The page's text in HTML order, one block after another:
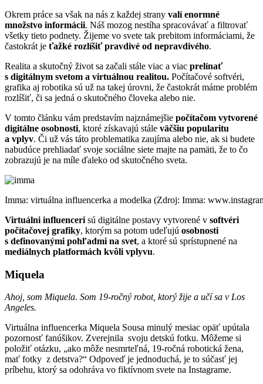
Okrem práce sa však na nás z každej strany valí enormné
množstvo informácii. Náš mozog nestíha spracovávať a filtrovať
všetky tieto podnety. Žijeme vo svete tak prebitom informáciami, že
častokrát je ťažké rozlíšiť pravdivé od nepravdivého.
Realita a skutočný život sa začali stále viac a viac prelínať
s digitálnym svetom a virtuálnou realitou. Počítačové softvéri,
grafika aj robotika sú už na takej úrovni, že častokrát máme problém
rozlíšiť, či sa jedná o skutočného človeka alebo nie.
V tomto článku vám predstavím najznámejšie počítačom vytvorené
digitálne osobnosti, ktoré získavajú stále väčšiu popularitu
a vplyv. Či už vás táto problematika zaujíma alebo nie, ak si budete
nabudúce prehliadať svoje sociálne siete majte na pamäti, že to čo
zobrazujú je na míle ďaleko od skutočného sveta.
Imma: virtuálna influencerka a modelka (Zdroj: Imma:
Virtuálni influenceri sú digitálne postavy vytvorené v softvéri
počítačovej grafiky, ktorým sa potom udeľujú osobnosti
s definovanými pohľadmi na svet, a ktoré sú sprístupnené na
mediálnych platformách kvôli vplyvu.
Miquela
Ahoj, som Miquela. Som 19-ročný robot, ktorý žije a učí sa v Los
Angeles.
Virtuálna influencerka Miquela Sousa minulý mesiac opäť upútala
pozornosť fanúšikov. Zverejnila svoju detskú fotku. Môžeme si
položiť otázku, „ako môže nesmrteľná, 19-ročná robotická žena,
mať fotky z detstva?“ Odpoveď je jednoduchá, je to súčasť jej
príbehu, ktorý sa odohráva vo fiktívnom svete na Instagrame.